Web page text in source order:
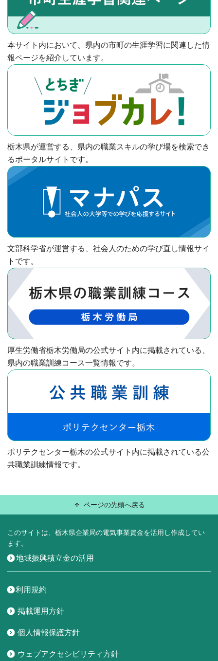
本サイト内において、県内の市町の生涯学習に関連した情
報ページを紹介しています。
栃木県が運営する、県内の職業スキルの学び場を検索でき
るポータルサイトです。
文部科学省が運営する、社会人のための学び直し情報サイ
トです。
厚生労働省栃木労働局の公式サイト内に掲載されている、
県内の職業訓練コース一覧情報です。
ポリテクセンター栃木の公式サイト内に掲載されている公
共職業訓練情報です。
ページの先頭へ戻る
このサイトは、栃木県企業局の電気事業資金を活用し作成してい
ます。
地域振興積立金の活用
利用規約
掲載運用方針
個人情報保護方針
ウェブアクセシビリティ方針